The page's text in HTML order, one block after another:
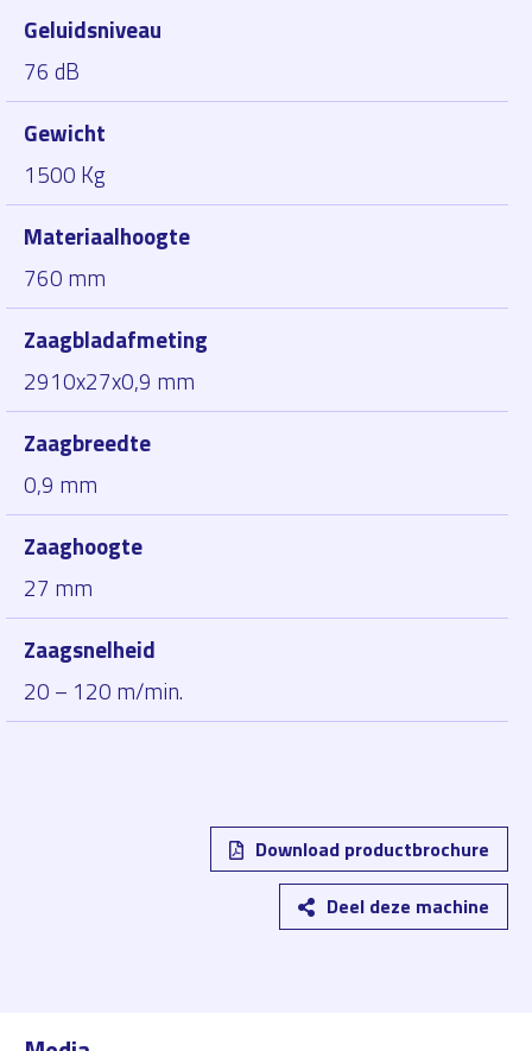
Geluidsniveau
76 dB
Gewicht
1500 Kg
Materiaalhoogte
760 mm
Zaagbladafmeting
2910x27x0,9 mm
Zaagbreedte
0,9 mm
Zaaghoogte
27 mm
Zaagsnelheid
20 – 120 m/min.
Download productbrochure
Deel deze machine